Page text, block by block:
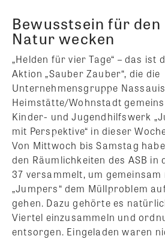
Bewusstsein für
Natur wecken
„Helden für vier Tage“ – das ist
Aktion „Sauber Zauber“, die die
Unternehmensgruppe
Heimstätte/Wohnstadt
Kinder- und Jugendhilfswerk
mit Perspektive“ in dieser
Von Mittwoch bis Samstag
den Räumlichkeiten des ASB in
37 versammelt, um gemeinsam
„Jumpers“ dem Müllproblem
gehen. Dazu gehörte es
Viertel einzusammeln und
entsorgen. Eingeladen waren